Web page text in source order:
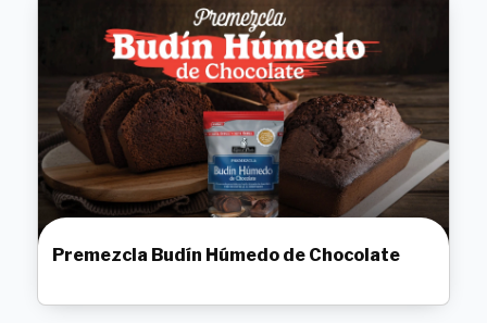
Premezcla Budín Húmedo de Chocolate